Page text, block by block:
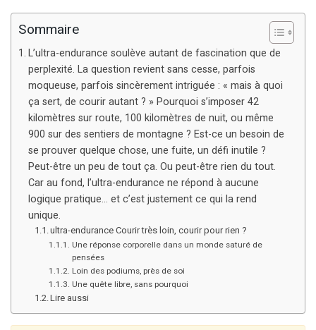
Sommaire
L’ultra-endurance soulève autant de fascination que de
perplexité. La question revient sans cesse, parfois
moqueuse, parfois sincèrement intriguée : « mais à quoi
ça sert, de courir autant ? » Pourquoi s’imposer 42
kilomètres sur route, 100 kilomètres de nuit, ou même
900 sur des sentiers de montagne ? Est-ce un besoin de
se prouver quelque chose, une fuite, un défi inutile ?
Peut-être un peu de tout ça. Ou peut-être rien du tout.
Car au fond, l’ultra-endurance ne répond à aucune
logique pratique… et c’est justement ce qui la rend
unique.
ultra-endurance Courir très loin, courir pour rien ?
Une réponse corporelle dans un monde saturé de
pensées
Loin des podiums, près de soi
Une quête libre, sans pourquoi
Lire aussi